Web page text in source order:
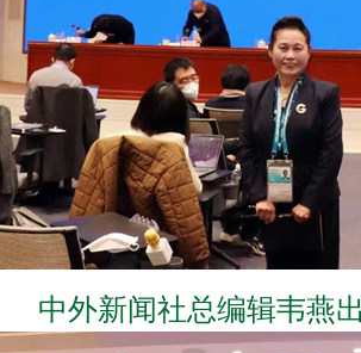
中外新闻社总编辑韦燕